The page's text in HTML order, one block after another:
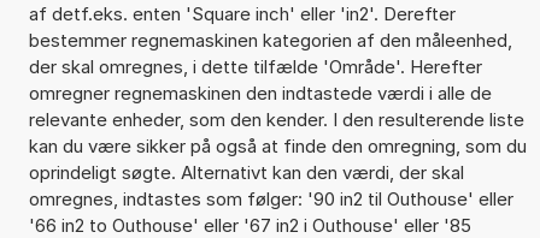
af detf.eks. enten 'Square inch' eller 'in2'. Derefter
bestemmer regnemaskinen kategorien af den måleenhed,
der skal omregnes, i dette tilfælde 'Område'. Herefter
omregner regnemaskinen den indtastede værdi i alle de
relevante enheder, som den kender. I den resulterende liste
kan du være sikker på også at finde den omregning, som du
oprindeligt søgte. Alternativt kan den værdi, der skal
omregnes, indtastes som følger: '90 in2 til Outhouse' eller
'66 in2 to Outhouse' eller '67 in2 i Outhouse' eller '85